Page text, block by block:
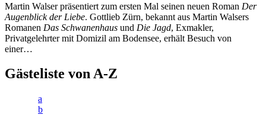
Martin Walser präsentiert zum ersten Mal seinen neuen Roman Der
Augenblick der Liebe. Gottlieb Zürn, bekannt aus Martin Walsers
Romanen Das Schwanenhaus und Die Jagd, Exmakler,
Privatgelehrter mit Domizil am Bodensee, erhält Besuch von
einer…
Gästeliste von A-Z
a
b